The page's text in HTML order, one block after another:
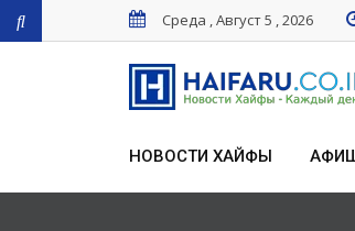
Среда , Август 5 , 2026
НОВОСТИ ХАЙФЫ